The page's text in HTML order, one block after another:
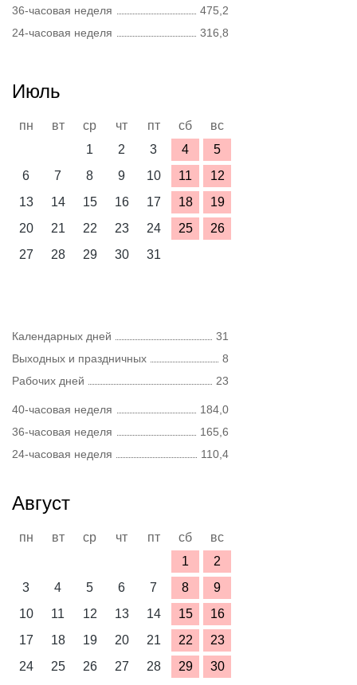
36-часовая неделя
475,2
24-часовая неделя
316,8
Июль
пн вт ср чт пт сб
вс
1
2 3 4
5
6
7 8 9 10 11
12
13
14 15 16 17 18
19
20
21 22 23 24 25
26
27
28 29 30 31
Календарных дней
31
Выходных и праздничных
8
Рабочих дней
23
40-часовая неделя
184,0
36-часовая неделя
165,6
24-часовая неделя
110,4
Август
пн вт ср чт пт сб
вс
1
2
3
4 5 6 7 8
9
10
11 12 13 14 15
16
17
18 19 20 21 22
23
24
25 26 27 28 29
30